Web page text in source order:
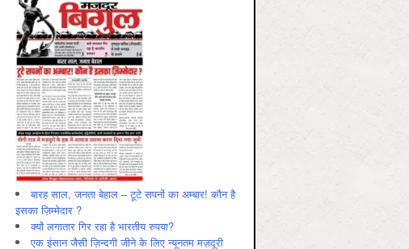
बारह साल, जनता बेहाल – टूटे सपनों का अम्बार! कौन है
इसका ज़िम्मेदार ?
क्यों लगातार गिर रहा है भारतीय रुपया?
एक इंसान जैसी ज़िन्दगी जीने के लिए न्यूनतम मज़दूरी